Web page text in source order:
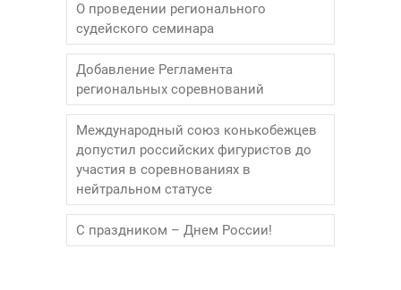
О проведении регионального
судейского семинара
Добавление Регламента
региональных соревнований
Международный союз конькобежцев
допустил российских фигуристов до
участия в соревнованиях в
нейтральном статусе
С праздником – Днем России!